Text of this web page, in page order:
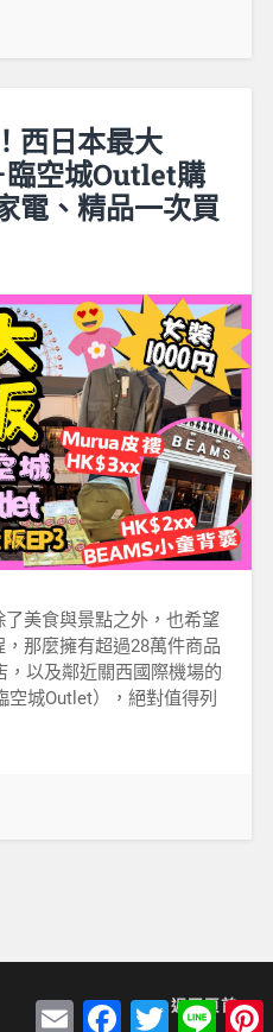
西日本最大
空城Outlet購
電、精品一次買
美食與景點之外，也希望
那麼擁有超過28萬件商品
，以及鄰近關西國際機場的
空城Outlet），絕對值得列
返回頁首 ↑
Email Facebook
TwitterLine